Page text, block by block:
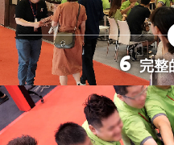
6 完整
學科與術科並重的教
完整的 14 天教育訓
可開業。